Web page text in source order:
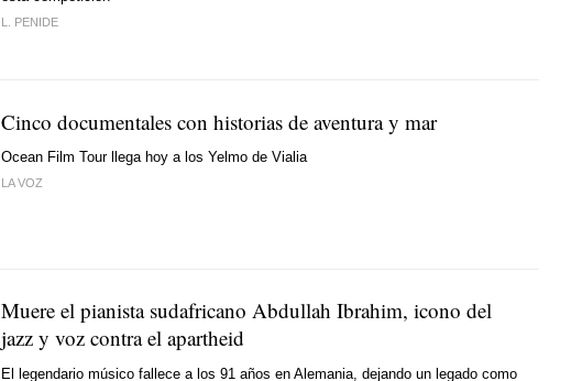
L. PENIDE
Cinco documentales con historias de aventura y mar
Ocean Film Tour llega hoy a los Yelmo de Vialia
LA VOZ
Muere el pianista sudafricano Abdullah Ibrahim, icono del
jazz y voz contra el apartheid
El legendario músico fallece a los 91 años en Alemania, dejando un legado como